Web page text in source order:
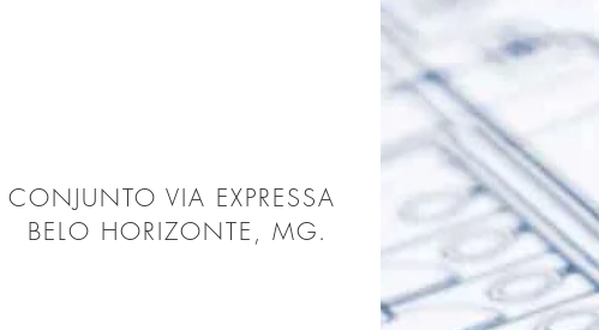
CONJUNTO VIA EXPRESSA
BELO HORIZONTE, MG.